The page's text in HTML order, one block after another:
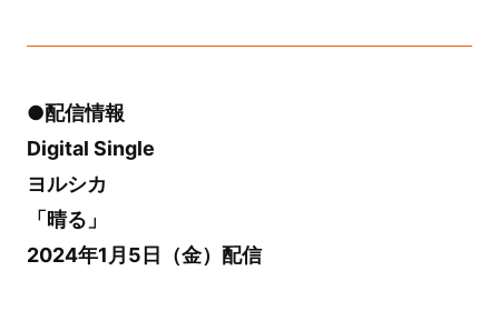
●配信情報
Digital Single
ヨルシカ
「晴る」
2024年1月5日（金）配信